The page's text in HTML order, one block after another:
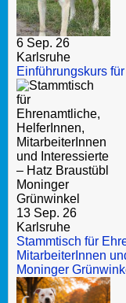
6 Sep. 26
Karlsruhe
Einführungskurs
13 Sep. 26
Karlsruhe
Stammtisch für
MitarbeiterInnen
Moninger